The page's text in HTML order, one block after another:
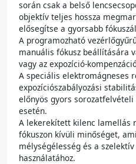
során csak a belső
objektív teljes hossza
elősegítse a gyorsabb
A programozható
manuális fókusz beállítására
vagy az expozíció-
A speciális elektromágneses
expozíciószabályozási
előnyös gyors
esetén.
A lekerekített kilenc lamellás
fókuszon kívüli minőséget,
mélységélesség és a
használatához.